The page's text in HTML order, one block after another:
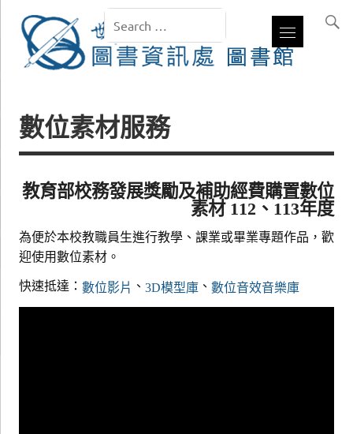
數位素材服務
教育部校務發展獎勵及補助經費購置數位
素材 112、113年度
為便於本校教職員生進行教學、課業或畢業專題作品，歡
迎使用數位素材。
快速抵達： 數位影片 、 3D模型庫 、 數位音效音樂庫